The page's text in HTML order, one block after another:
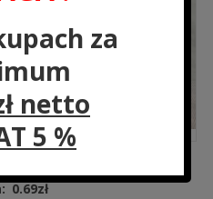
0.69zł
za
netto
5 %